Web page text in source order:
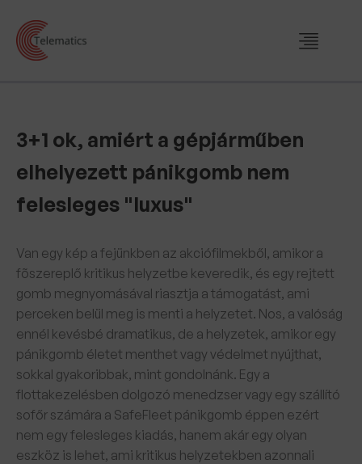
3+1 ok, amiért a gépjárműben
elhelyezett pánikgomb nem
felesleges "luxus"
Van egy kép a fejünkben az akciófilmekből, amikor a
fõszereplő kritikus helyzetbe keveredik, és egy rejtett
gomb megnyomásával riasztja a támogatást, ami
perceken belül meg is menti a helyzetet. Nos, a valóság
ennél kevésbé dramatikus, de a helyzetek, amikor egy
pánikgomb életet menthet vagy védelmet nyújthat,
sokkal gyakoribbak, mint gondolnánk. Egy a
flottakezelésben dolgozó menedzser vagy egy szállító
sofőr számára a SafeFleet pánikgomb éppen ezért
nem egy felesleges kiadás, hanem akár egy olyan
eszköz is lehet, ami kritikus helyzetekben azonnali